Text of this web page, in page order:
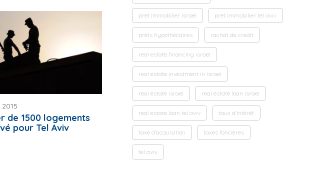
de 1500 logements
pour Tel Aviv
pret immobilier Israel pret immobilier tel aviv
prêts hypothécaires rachat de credit
real estate financing israel
real estate investment in israel
real estate israel real estate loan israel
real estate loan tel aviv taux d'intérêt
taxe d'acquisition taxes foncières
tel aviv